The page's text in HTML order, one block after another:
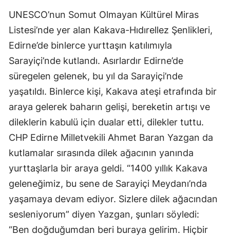
UNESCO’nun Somut Olmayan Kültürel Miras
Listesi’nde yer alan Kakava-Hıdırellez Şenlikleri,
Edirne’de binlerce yurttaşın katılımıyla
Sarayiçi’nde kutlandı. Asırlardır Edirne’de
süregelen gelenek, bu yıl da Sarayiçi’nde
yaşatıldı. Binlerce kişi, Kakava ateşi etrafında bir
araya gelerek baharın gelişi, bereketin artışı ve
dileklerin kabulü için dualar etti, dilekler tuttu.
CHP Edirne Milletvekili Ahmet Baran Yazgan da
kutlamalar sırasında dilek ağacının yanında
yurttaşlarla bir araya geldi. “1400 yıllık Kakava
geleneğimiz, bu sene de Sarayiçi Meydanı’nda
yaşamaya devam ediyor. Sizlere dilek ağacından
sesleniyorum” diyen Yazgan, şunları söyledi:
“Ben doğduğumdan beri buraya gelirim. Hiçbir